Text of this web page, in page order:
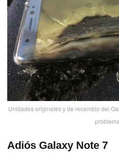
Unidades originales y de recambio del
problema.
Adiós Galaxy Note 7